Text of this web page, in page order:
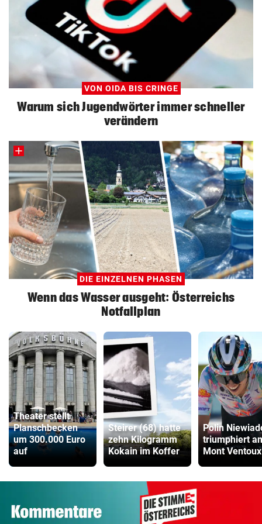
VON OIDA BIS CRINGE
Warum sich Jugendwörter immer schneller
verändern
DIE EINZELNEN PHASEN
Wenn das Wasser ausgeht: Österreichs
Notfallplan
Theater stellt
Planschbecken
um 300.000 Euro
auf
Steirer (68) hatte
zehn Kilogramm
Kokain im Koffer
Polin
triumphiert
Mont Ventoux